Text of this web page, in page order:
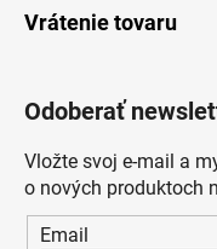
Vrátenie tovaru
Odoberať
Vložte svoj e-mail a
o nových produktoch
Email